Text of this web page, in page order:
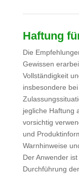
Haftung
Die
Gewissen
Vollständigkeit
insbesondere
jegliche Haftung
vorsichtig
und
Warnhinweise
Der Anwender
Durchführung